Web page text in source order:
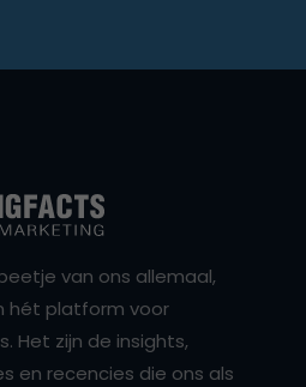
van ons allemaal,
hét platform voor
Het zijn de insights,
en recencies die ons als